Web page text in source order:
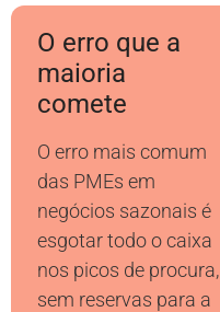
O erro que a
maioria
comete
O erro mais comum
das PMEs em
negócios sazonais é
esgotar todo o caixa
nos picos de procura,
sem reservas para a